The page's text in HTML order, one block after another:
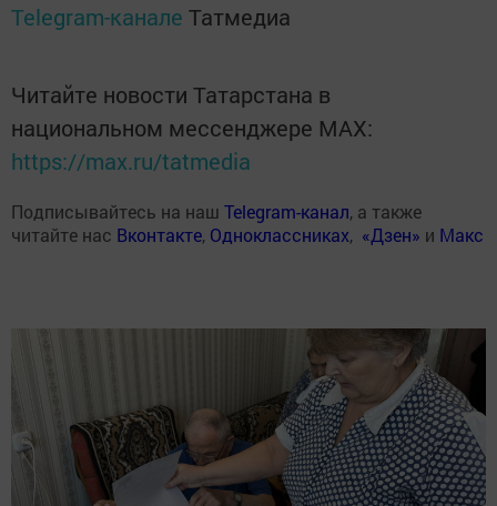
Telegram-канале Татмедиа
Читайте новости Татарстана в
национальном мессенджере MАХ:
https://max.ru/tatmedia
Подписывайтесь на наш Telegram-канал, а также
читайте нас Вконтакте, Одноклассниках, «Дзен» и Макс